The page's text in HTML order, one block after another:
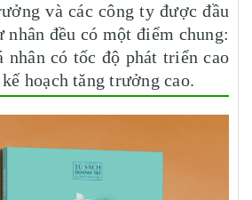
và các công ty được đầu
đều có một điểm chung:
nhân có tốc độ phát triển cao
hoạch tăng trưởng cao.